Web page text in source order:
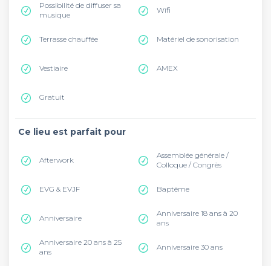
Possibilité de diffuser sa
musique
Wifi
Terrasse chauffée Matériel de sonorisation
Vestiaire AMEX
Gratuit
Ce lieu est parfait pour
Afterwork
Assemblée générale /
Colloque / Congrès
EVG & EVJF Baptême
Anniversaire
Anniversaire 18 ans à 20
ans
Anniversaire 20 ans à 25
ans
Anniversaire 30 ans